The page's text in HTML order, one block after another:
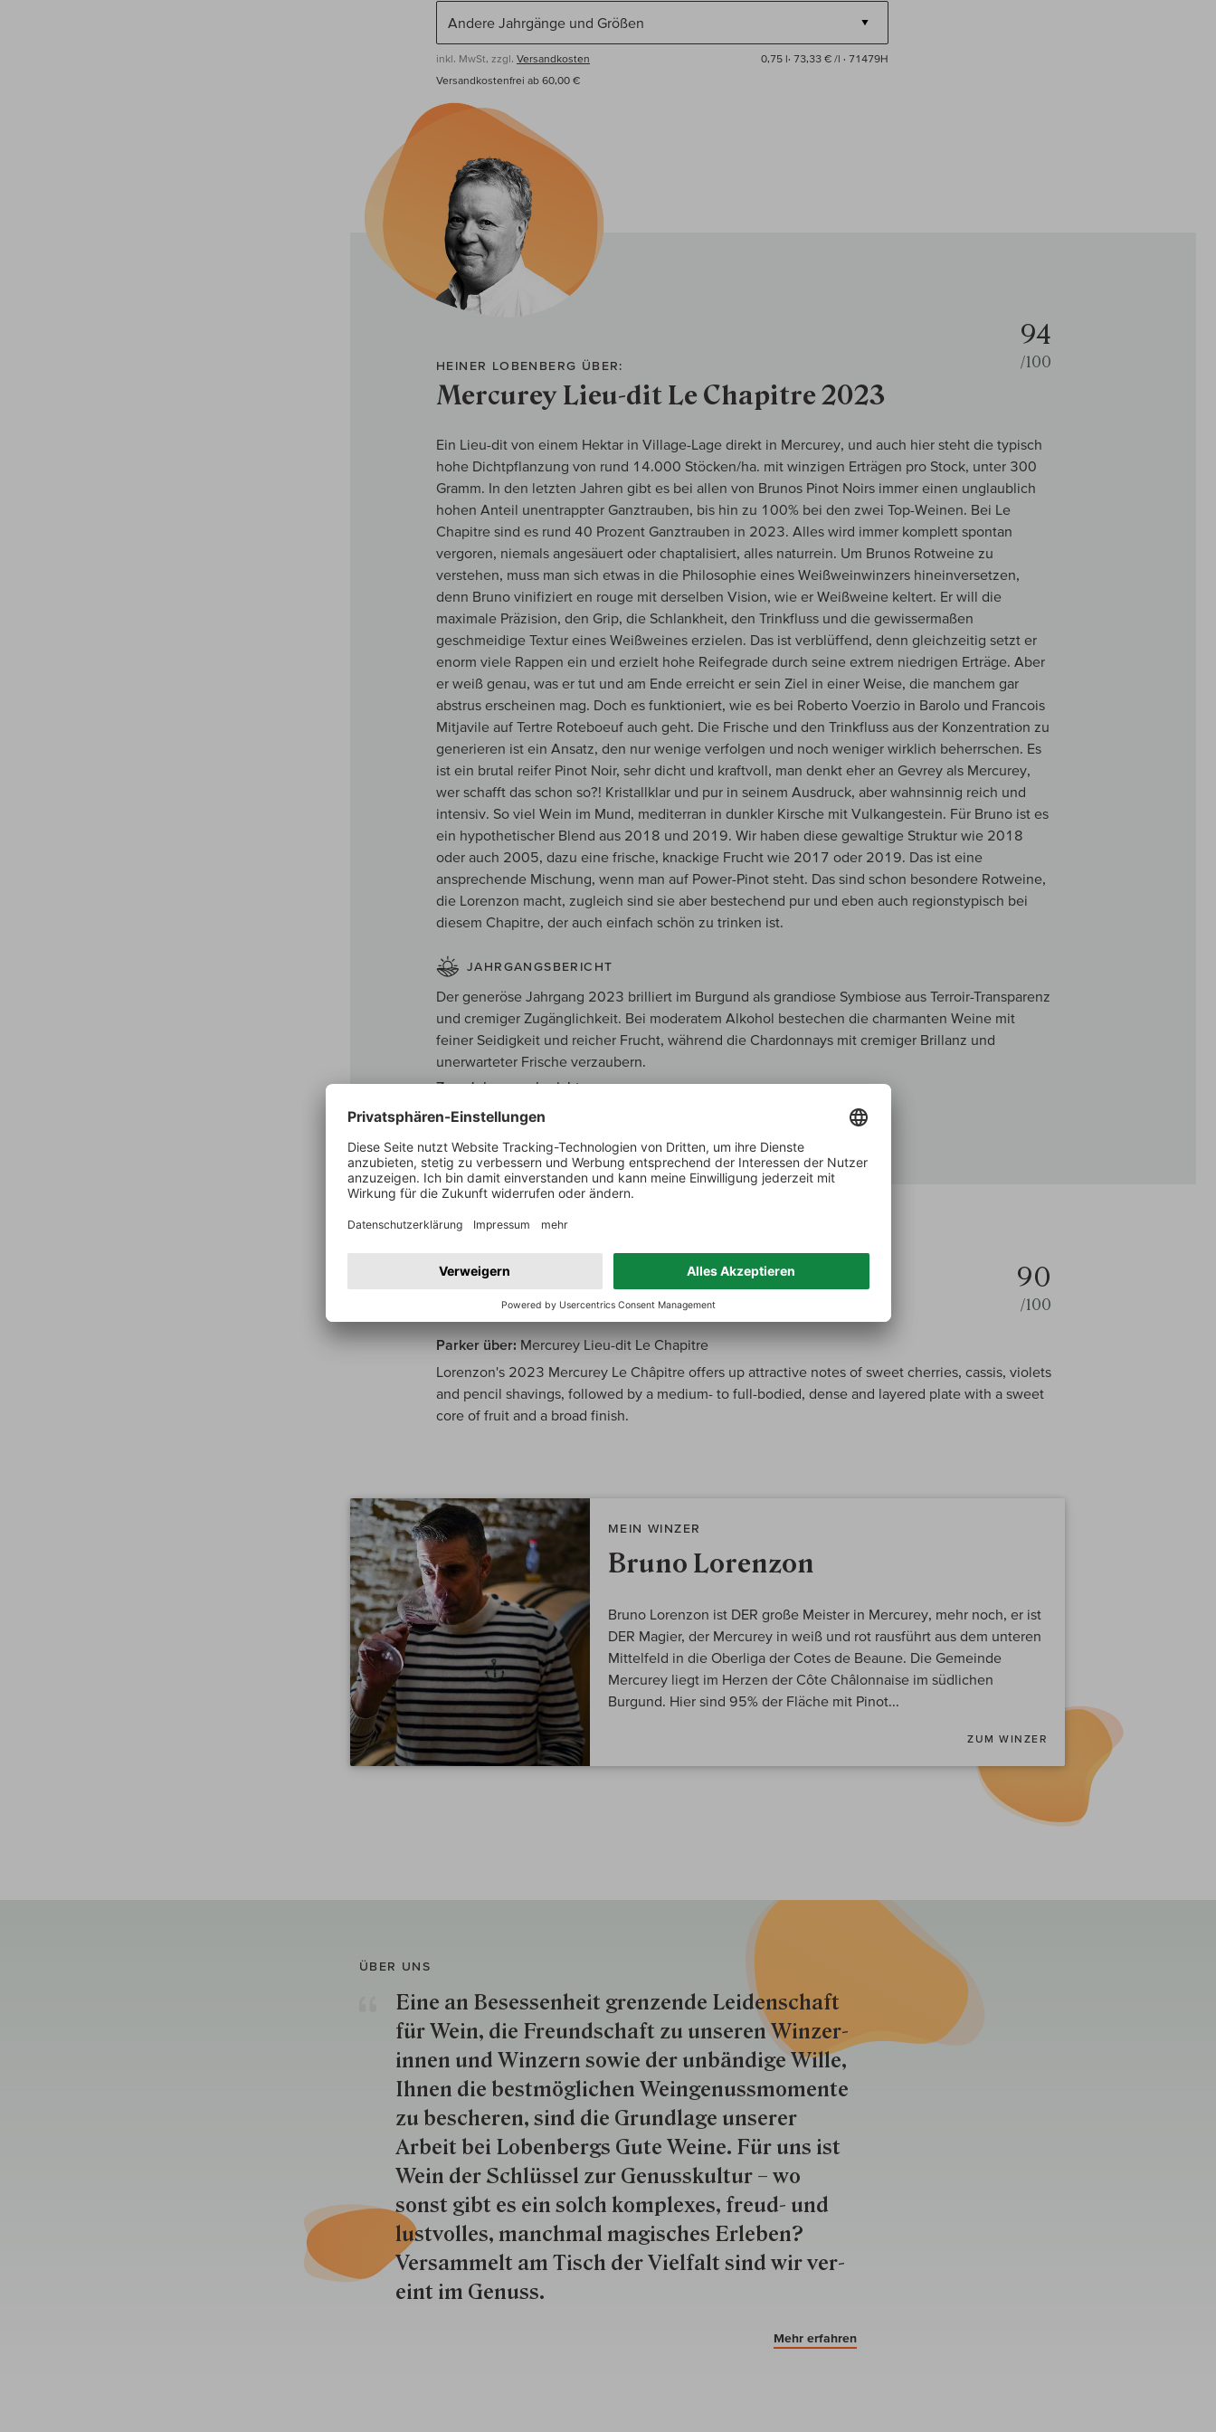
inkl. MwSt, zzgl. Versandkosten 0,75 l· 73,33 € /l · 71479H
Versandkostenfrei ab 60,00 €
HEINER LOBENBERG ÜBER:
Mercurey Lieu-dit Le Chapitre 2023
94
/100
Ein Lieu-dit von einem Hektar in Village-Lage direkt in Mercurey, und auch hier steht die typisch
hohe Dichtpflanzung von rund 14.000 Stöcken/ha. mit winzigen Erträgen pro Stock, unter 300
Gramm. In den letzten Jahren gibt es bei allen von Brunos Pinot Noirs immer einen unglaublich
hohen Anteil unentrappter Ganztrauben, bis hin zu 100% bei den zwei Top-Weinen. Bei Le
Chapitre sind es rund 40 Prozent Ganztrauben in 2023. Alles wird immer komplett spontan
vergoren, niemals angesäuert oder chaptalisiert, alles naturrein. Um Brunos Rotweine zu
verstehen, muss man sich etwas in die Philosophie eines Weißweinwinzers hineinversetzen,
denn Bruno vinifiziert en rouge mit derselben Vision, wie er Weißweine keltert. Er will die
maximale Präzision, den Grip, die Schlankheit, den Trinkfluss und die gewissermaßen
geschmeidige Textur eines Weißweines erzielen. Das ist verblüffend, denn gleichzeitig setzt er
enorm viele Rappen ein und erzielt hohe Reifegrade durch seine extrem niedrigen Erträge. Aber
er weiß genau, was er tut und am Ende erreicht er sein Ziel in einer Weise, die manchem gar
abstrus erscheinen mag. Doch es funktioniert, wie es bei Roberto Voerzio in Barolo und Francois
Mitjavile auf Tertre Roteboeuf auch geht. Die Frische und den Trinkfluss aus der Konzentration zu
generieren ist ein Ansatz, den nur wenige verfolgen und noch weniger wirklich beherrschen. Es
ist ein brutal reifer Pinot Noir, sehr dicht und kraftvoll, man denkt eher an Gevrey als Mercurey,
wer schafft das schon so?! Kristallklar und pur in seinem Ausdruck, aber wahnsinnig reich und
intensiv. So viel Wein im Mund, mediterran in dunkler Kirsche mit Vulkangestein. Für Bruno ist es
ein hypothetischer Blend aus 2018 und 2019. Wir haben diese gewaltige Struktur wie 2018
oder auch 2005, dazu eine frische, knackige Frucht wie 2017 oder 2019. Das ist eine
ansprechende Mischung, wenn man auf Power-Pinot steht. Das sind schon besondere Rotweine,
die Lorenzon macht, zugleich sind sie aber bestechend pur und eben auch regionstypisch bei
diesem Chapitre, der auch einfach schön zu trinken ist.
JAHRGANGSBERICHT
Der generöse Jahrgang 2023 brilliert im Burgund als grandiose Symbiose aus Terroir-Transparenz
und cremiger Zugänglichkeit. Bei moderatem Alkohol bestechen die charmanten Weine mit
feiner Seidigkeit und reicher Frucht, während die Chardonnays mit cremiger Brillanz und
unerwarteter Frische verzaubern.
Zum Jahrgangsbericht
90
/100
Parker über: Mercurey Lieu-dit Le Chapitre
Lorenzon's 2023 Mercurey Le Châpitre offers up attractive notes of sweet cherries, cassis, violets
and pencil shavings, followed by a medium- to full-bodied, dense and layered plate with a sweet
core of fruit and a broad finish.
MEIN WINZER
Bruno Lorenzon
Bruno Lorenzon ist DER große Meister in Mercurey, mehr noch, er ist
DER Magier, der Mercurey in weiß und rot rausführt aus dem unteren
Mittelfeld in die Oberliga der Cotes de Beaune. Die Gemeinde
Mercurey liegt im Herzen der Côte Châlonnaise im südlichen
Burgund. Hier sind 95% der Fläche mit Pinot...
ZUM WINZER
ÜBER UNS
Eine an Besessenheit gren­zende Lei­den­schaft
für Wein, die Freund­schaft zu unseren Win­zer­
innen und Win­zern so­wie der un­bän­dige Wille,
Ihnen die best­mög­lich­en Wein­genuss­momente
zu besche­ren, sind die Grund­lage unserer
Arbeit bei Lobenbergs Gute Weine. Für uns ist
Wein der Schlüs­sel zur Genuss­kultur – wo
sonst gibt es ein solch kom­plexes, freud- und
lustvolles, manchmal ma­gisch­es Er­le­ben?
Versammelt am Tisch der Vielfalt sind wir ver­
eint im Genuss.
Mehr erfahren